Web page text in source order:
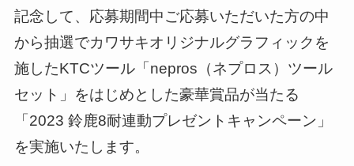
記念して、応募期間中ご応募いただいた方の中
から抽選でカワサキオリジナルグラフィックを
施したKTCツール「nepros（ネプロス）ツール
セット」をはじめとした豪華賞品が当たる
「2023 鈴鹿8耐連動プレゼントキャンペーン」
を実施いたします。